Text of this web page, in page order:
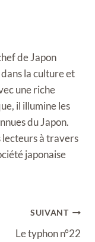
de Japon
la culture et
une riche
il illumine les
du Japon.
lecteurs à travers
japonaise
SUIVANT
Le typhon n°22